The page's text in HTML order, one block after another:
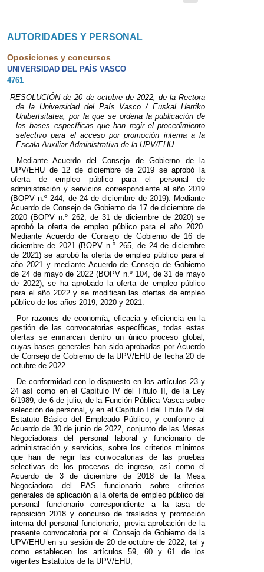
AUTORIDADES Y PERSONAL
Oposiciones y concursos
UNIVERSIDAD DEL PAÍS VASCO
4761
RESOLUCIÓN de 20 de octubre de 2022, de la Rectora
de la Universidad del País Vasco / Euskal Herriko
Unibertsitatea, por la que se ordena la publicación de
las bases específicas que han regir el procedimiento
selectivo para el acceso por promoción interna a la
Escala Auxiliar Administrativa de la UPV/EHU.
Mediante Acuerdo del Consejo de Gobierno de la
UPV/EHU de 12 de diciembre de 2019 se aprobó la
oferta de empleo público para el personal de
administración y servicios correspondiente al año 2019
(BOPV n.º 244, de 24 de diciembre de 2019). Mediante
Acuerdo de Consejo de Gobierno de 17 de diciembre de
2020 (BOPV n.º 262, de 31 de diciembre de 2020) se
aprobó la oferta de empleo público para el año 2020.
Mediante Acuerdo de Consejo de Gobierno de 16 de
diciembre de 2021 (BOPV n.º 265, de 24 de diciembre
de 2021) se aprobó la oferta de empleo público para el
año 2021 y mediante Acuerdo de Consejo de Gobierno
de 24 de mayo de 2022 (BOPV n.º 104, de 31 de mayo
de 2022), se ha aprobado la oferta de empleo público
para el año 2022 y se modifican las ofertas de empleo
público de los años 2019, 2020 y 2021.
Por razones de economía, eficacia y eficiencia en la
gestión de las convocatorias específicas, todas estas
ofertas se enmarcan dentro un único proceso global,
cuyas bases generales han sido aprobadas por Acuerdo
de Consejo de Gobierno de la UPV/EHU de fecha 20 de
octubre de 2022.
De conformidad con lo dispuesto en los artículos 23 y
24 así como en el Capítulo IV del Título II, de la Ley
6/1989, de 6 de julio, de la Función Pública Vasca sobre
selección de personal, y en el Capítulo I del Título IV del
Estatuto Básico del Empleado Público, y conforme al
Acuerdo de 30 de junio de 2022, conjunto de las Mesas
Negociadoras del personal laboral y funcionario de
administración y servicios, sobre los criterios mínimos
que han de regir las convocatorias de las pruebas
selectivas de los procesos de ingreso, así como el
Acuerdo de 3 de diciembre de 2018 de la Mesa
Negociadora del PAS funcionario sobre criterios
generales de aplicación a la oferta de empleo público del
personal funcionario correspondiente a la tasa de
reposición 2018 y concurso de traslados y promoción
interna del personal funcionario, previa aprobación de la
presente convocatoria por el Consejo de Gobierno de la
UPV/EHU en su sesión de 20 de octubre de 2022, tal y
como establecen los artículos 59, 60 y 61 de los
vigentes Estatutos de la UPV/EHU,